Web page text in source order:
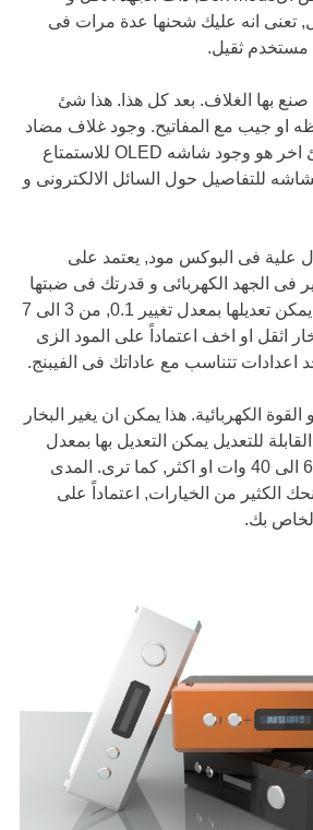
تعنى انه عليك شحنها عدة مرات فى
مستخدم ثقيل.
صنع بها الغلاف. بعد كل هذا. هذا شئ
او جيب مع المفاتيح. وجود غلاف مضاد
للخدوش شئ رائع. شئ اخر هو وجود شاشه OLED للاستمتاع
للتفاصيل حول السائل الالكترونى و
علية فى البوكس مود, يعتمد على
فى الجهد الكهربائى و قدرتك فى ضبتها
بنفسك. بعض الاشكال يمكن تعديلها بمعدل تغيير 0.1, من 3 الى 7
اثقل او اخف اعتماداً على المود الزى
اعدادات تتناسب مع عاداتك فى الفيبنج.
الكهربائية. هذا يمكن ان يغير البخار
للتعديل يمكن التعديل بها بمعدل
0.5 و المدى يكون من 6 الى 40 وات او اكثر, كما ترى. المدى
الكثير من الخيارات, اعتماداً على
بك.